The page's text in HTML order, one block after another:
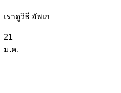
เราดูวิธี อัพเก
21
ม.ค.